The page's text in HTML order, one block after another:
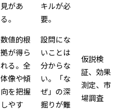
見があ
る。
キルが必
要。
数値的根
拠が得ら
れる。全
体像や傾
向を把握
しやす
設問にな
いことは
分からな
い。「な
ぜ」の深
掘りが難
仮説検
証、効果
測定、市
場調査